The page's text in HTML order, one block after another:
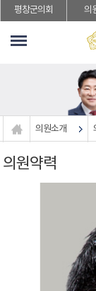
">본문바로가기
평창군의회 의
의원소개
의원약력